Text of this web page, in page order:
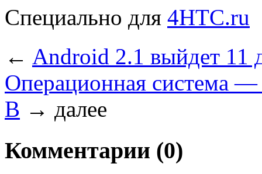
Специально для 4HTC.ru
← Android 2.1 выйдет 11
Операционная система
В → далее
Комментарии (0)